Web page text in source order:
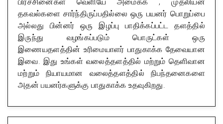
தகவல்களை சார்ந்திருப்பதில்லை ஒரு பயனர் பொறுப்பை
அல்லது பின்னர் ஒரு இழப்பு பாதிக்கப்பட்ட தளத்தில்
இருந்து வழங்கப்படும் பொருட்கள் ஒரு
இணையதளத்தின் உரிமையாளர் பாதுகாக்க தேவையான
இவை. இது உங்கள் வலைத்தளத்தில் மற்றும் தெளிவான
மற்றும் நியாயமான வலைத்தளத்தில் நிபந்தனைகளை
அதன் பயனர்களுக்கு பாதுகாக்க உதவுகிறது.